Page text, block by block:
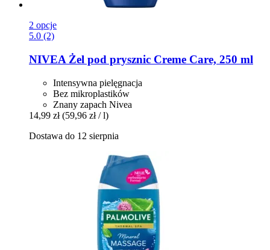
2 opcje
5.0 (2)
NIVEA Żel pod prysznic Creme Care, 250 ml
Intensywna pielęgnacja
Bez mikroplastików
Znany zapach Nivea
14,99 zł (59,96 zł / l)
Dostawa do 12 sierpnia